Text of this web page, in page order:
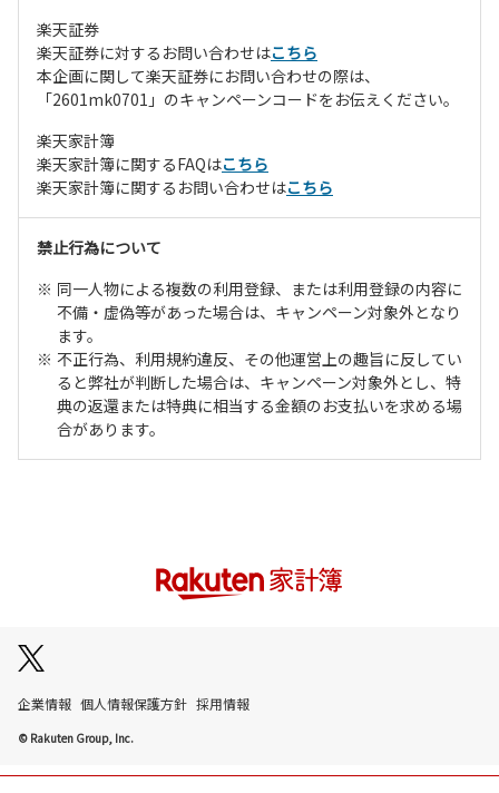
楽天証券
楽天証券に対するお問い合わせはこちら
本企画に関して楽天証券にお問い合わせの際は、
「2601mk0701」のキャンペーンコードをお伝えください。
楽天家計簿
楽天家計簿に関するFAQはこちら
楽天家計簿に関するお問い合わせはこちら
禁止行為について
同一人物による複数の利用登録、または利用登録の内容に
不備・虚偽等があった場合は、キャンペーン対象外となり
ます。
不正行為、利用規約違反、その他運営上の趣旨に反してい
ると弊社が判断した場合は、キャンペーン対象外とし、特
典の返還または特典に相当する金額のお支払いを求める場
合があります。
企業情報 個人情報保護方針 採用情報
© Rakuten Group, Inc.